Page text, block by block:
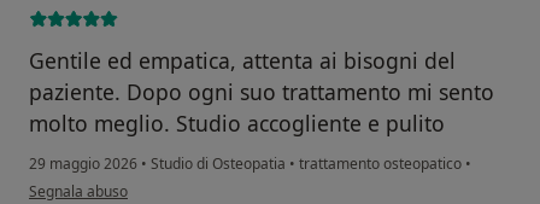
Gentile ed empatica, attenta ai bisogni del
paziente. Dopo ogni suo trattamento mi sento
molto meglio. Studio accogliente e pulito
29 maggio 2026 • Studio di Osteopatia • trattamento osteopatico •
secondo l'opinione dell'utente Michela Gelmini
Segnala abuso